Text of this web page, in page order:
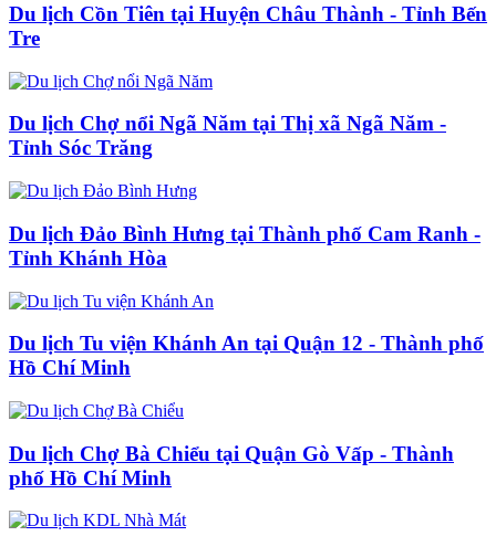
Du lịch Cồn Tiên tại Huyện Châu Thành - Tỉnh Bến
Tre
Du lịch Chợ nổi Ngã Năm tại Thị xã Ngã Năm -
Tỉnh Sóc Trăng
Du lịch Đảo Bình Hưng tại Thành phố Cam Ranh -
Tỉnh Khánh Hòa
Du lịch Tu viện Khánh An tại Quận 12 - Thành phố
Hồ Chí Minh
Du lịch Chợ Bà Chiểu tại Quận Gò Vấp - Thành
phố Hồ Chí Minh